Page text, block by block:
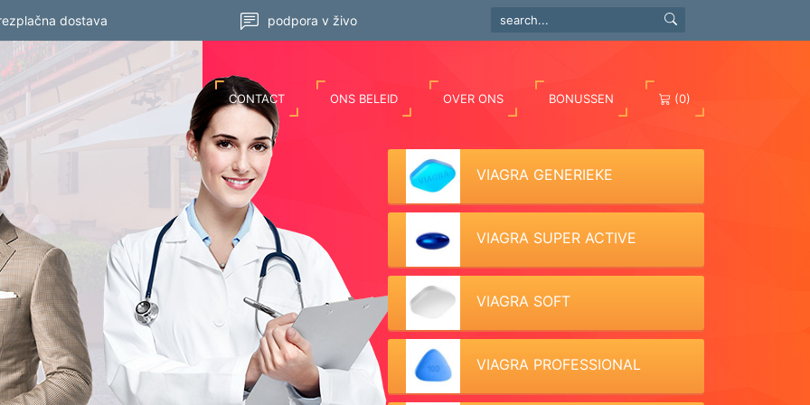
dostava podpora v živo
CONTACT ONS BELEID OVER ONS BONUSSEN (0)
VIAGRA GENERIEKE
VIAGRA SUPER ACTIVE
VIAGRA SOFT
VIAGRA PROFESSIONAL